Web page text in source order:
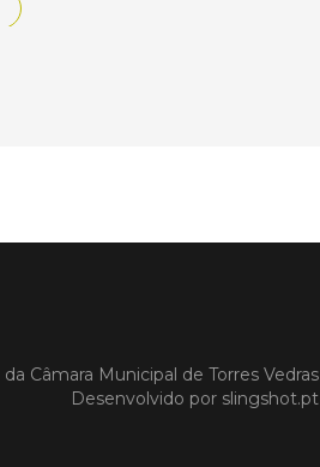
Câmara Municipal de Torres Vedras
Desenvolvido por slingshot.pt